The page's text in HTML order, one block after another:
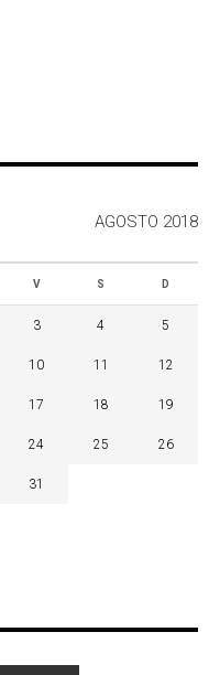
AGOSTO 2018
V S D
3 4 5
10 11 12
17 18 19
24 25 26
31